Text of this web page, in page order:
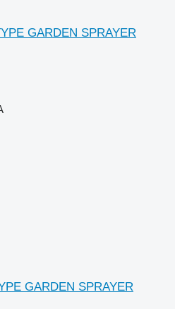
GARDEN SPRAYER
GARDEN SPRAYER